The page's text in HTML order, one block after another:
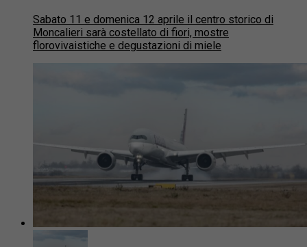
Sabato 11 e domenica 12 aprile il centro storico di
Moncalieri sarà costellato di fiori, mostre
florovivaistiche e degustazioni di miele